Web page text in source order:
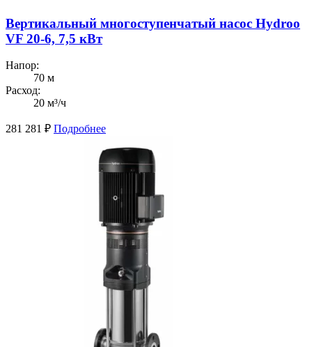
Вертикальный многоступенчатый насос Hydroo
VF 20-6, 7,5 кВт
Напор:
70 м
Расход:
20 м³/ч
281 281 ₽ Подробнее